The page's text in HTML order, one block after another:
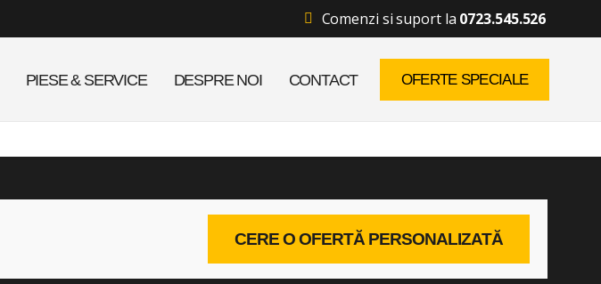
Comenzi si suport la 0723.545.526
PIESE & SERVICE DESPRE NOI CONTACT OFERTE SPECIALE
CERE O OFERTĂ PERSONALIZATĂ